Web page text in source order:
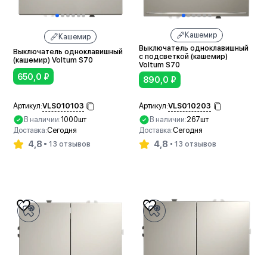
Кашемир
Выключатель одноклавишный
(кашемир) Voltum S70
650,0 ₽
Артикул:VLS010103
В наличии:1000шт
Доставка:Сегодня
4,8 13 отзывов
Кашемир
Выключатель одноклавишный
с подсветкой (кашемир)
Voltum S70
890,0 ₽
Артикул:VLS010203
В наличии:267шт
Доставка:Сегодня
4,8 13 отзывов